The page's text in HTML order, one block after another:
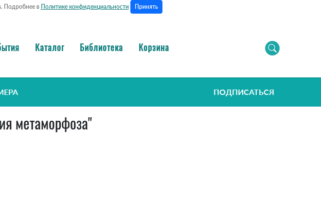
Подробнее в Политике конфиденциальности Принять
Каталог Библиотека Корзина
ПОДПИСАТЬСЯ
метаморфоза"